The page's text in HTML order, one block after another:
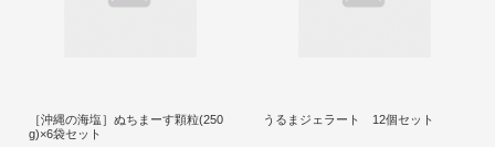
［沖縄の海塩］ぬちまーす顆粒(250
g)×6袋セット
うるまジェラート 12個セット